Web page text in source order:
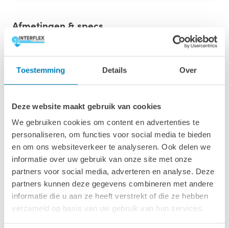
Toestemming Details Over
Deze website maakt gebruik van cookies
We gebruiken cookies om content en advertenties te
personaliseren, om functies voor social media te bieden
en om ons websiteverkeer te analyseren. Ook delen we
informatie over uw gebruik van onze site met onze
partners voor social media, adverteren en analyse. Deze
partners kunnen deze gegevens combineren met andere
informatie die u aan ze heeft verstrekt of die ze hebben
verzameld op basis van uw gebruik van hun services.
Afmetingen & specs
Afmetingen fundamentmaat (bxl)
280 x 230 cm
300 x 250 cm
Wandhoogte & nokhoogte
194 cm / 234 cm
Oppervlakte (m2)
6.4 m2
Wanddikte
28 mm